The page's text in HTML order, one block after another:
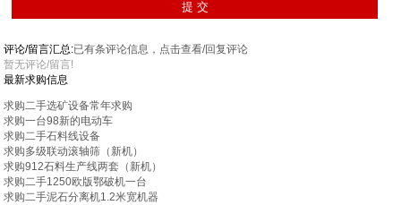
评论/留言汇总:已有条评论信息，点击查看/回复评论
暂无评论/留言!
最新求购信息
求购二手选矿设备常年求购
求购一台98新的电动车
求购二手石料线设备
求购多级联动滚轴筛（新机）
求购912石料生产线两套（新机）
求购二手1250欧版鄂破机一台
求购二手泥石分离机1.2米宽机器